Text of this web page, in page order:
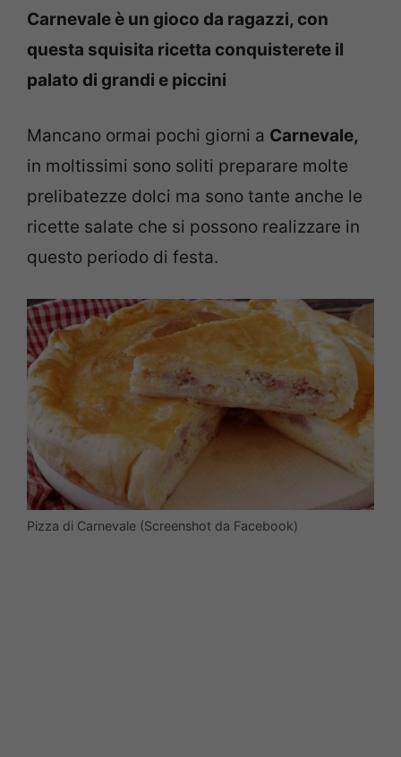
Carnevale è un gioco da ragazzi, con
questa squisita ricetta conquisterete il
palato di grandi e piccini
Mancano ormai pochi giorni a Carnevale,
in moltissimi sono soliti preparare molte
prelibatezze dolci ma sono tante anche le
ricette salate che si possono realizzare in
questo periodo di festa.
Pizza di Carnevale (Screenshot da Facebook)